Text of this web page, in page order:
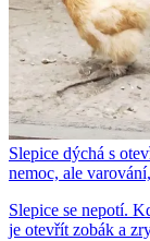
Slepice dýchá s
nemoc, ale
Slepice se nepotí.
je otevřít zobák a